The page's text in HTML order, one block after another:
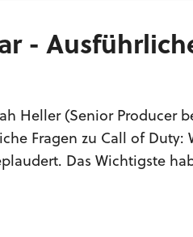
-
Heller (Senior Producer
Fragen zu Call of
Das Wichtigste